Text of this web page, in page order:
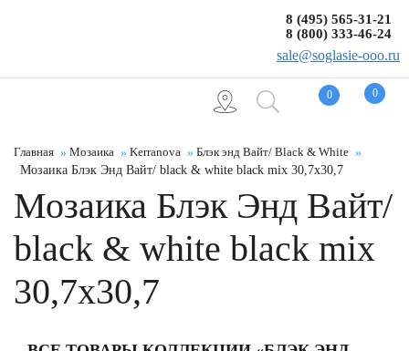
0 0
8 (495) 565-31-21
8 (800) 333-46-24
sale@soglasie-ooo.ru
Главная Мозаика Kerranova
Блэк энд Вайт/ Black & White
Мозаика Блэк Энд Вайт/ black & white black mix 30,7x30,7
Мозаика Блэк Энд Вайт/
black & white black mix
30,7x30,7